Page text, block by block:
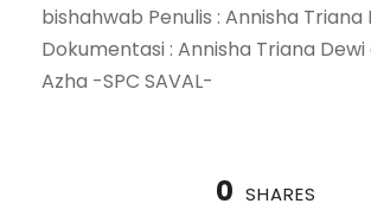
bishahwab Penulis : Annisha Triana
Dokumentasi : Annisha Triana Dewi
Azha -SPC SAVAL-
0 SHARES